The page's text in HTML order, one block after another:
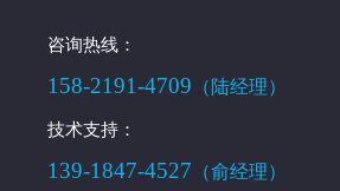
咨询热线：
158-2191-4709 （陆经理）
技术支持：
139-1847-4527 （俞经理）